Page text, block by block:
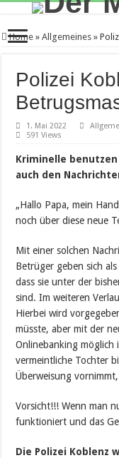
Home » Allgemeines »
Polizei
1. Mai 2022
591 Views
Kriminelle
auch den
„Hallo Papa, mein
noch über diese neue
Mit einer solchen
Betrüger geben sich
dass sie unter der
sind. Im weiteren
Hierbei wird
müsste, aber mit der
Onlinebanking möglich
vermeintliche Tochter
Überweisung
Vorsicht!!! Wenn man
funktioniert und das
Die Polizei Koblenz